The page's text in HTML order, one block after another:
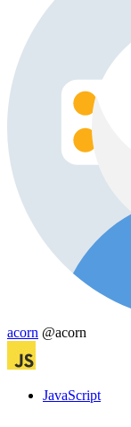
acorn @acorn
JavaScript